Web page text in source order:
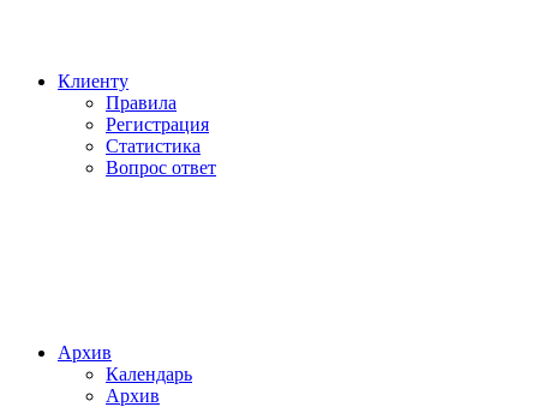
Клиенту
Правила
Регистрация
Статистика
Вопрос ответ
Архив
Календарь
Архив